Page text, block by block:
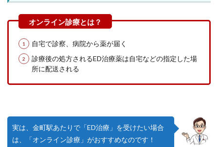
自宅で診察、病院から薬が届く
診療後の処方されるED治療薬は自宅などの指定した場
所に配送される
実は、金町駅あたりで「ED治療」を受けたい場合
は、「オンライン診療」がおすすめなのです！